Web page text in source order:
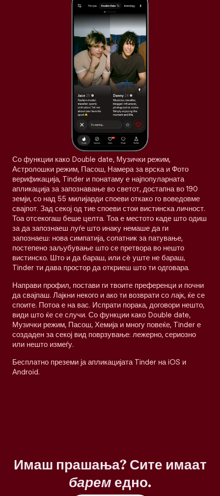
Со функции како Double date, Музички режим,
Астролошки режим, Пасош, Намера за врска и Фото
верификација, Tinder и понатаму е најпопуларната
апликација за запознавање во светот, достапна во 190
земји, со над 55 милијарди споеви откако го воведовме
свајпот. Зад секој од тие споеви стои вистинска личност.
Тоа отсекогаш беше целта. Тоа е местото каде што одиш
за да запознаеш луѓе што инаку немаше да ги
запознаеш: нова симпатија, сопатник за патување,
постепено заљубување што се претвора во нешто
вистинско. Што и да бараш, или сè уште не бараш,
Tinder ти дава простор да откриеш што ти одговара.
Направи профил, постави ги твоите преференци и почни
да свајпаш. Лајкни некого и ако ти возврати со лајк, ќе се
споите. Потоа е на вас. Испрати порака, договори нешто,
види што ќе се случи. Со функции како Double date,
Музички режим, Пасош, Хемија и многу повеќе, Tinder е
создаден за секој вид поврзување: лежерно, сериозно
или нешто измеѓу.
Бесплатно преземи ја апликацијата Tinder на iOS и
Android.
Имаш прашања? Сите имаат
барем едно.